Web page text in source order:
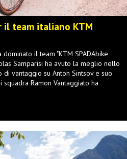
team italiano KTM
il team "KTM SPADAbike
Samparisi ha avuto la meglio nello
vantaggio su Anton Sintsov e suo
Ramon Vantaggiato ha